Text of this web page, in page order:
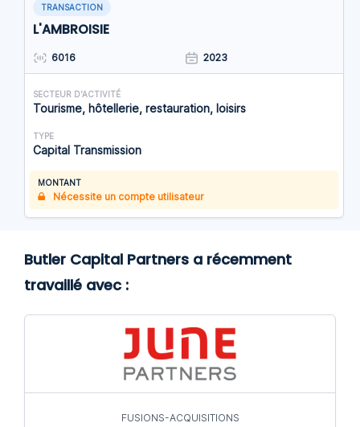
TRANSACTION
L'AMBROISIE
6016 2023
SECTEUR D'ACTIVITÉ
Tourisme, hôtellerie, restauration, loisirs
TYPE
Capital Transmission
MONTANT
Nécessite un compte utilisateur
Butler Capital Partners a récemment
travaillé avec :
FUSIONS-ACQUISITIONS